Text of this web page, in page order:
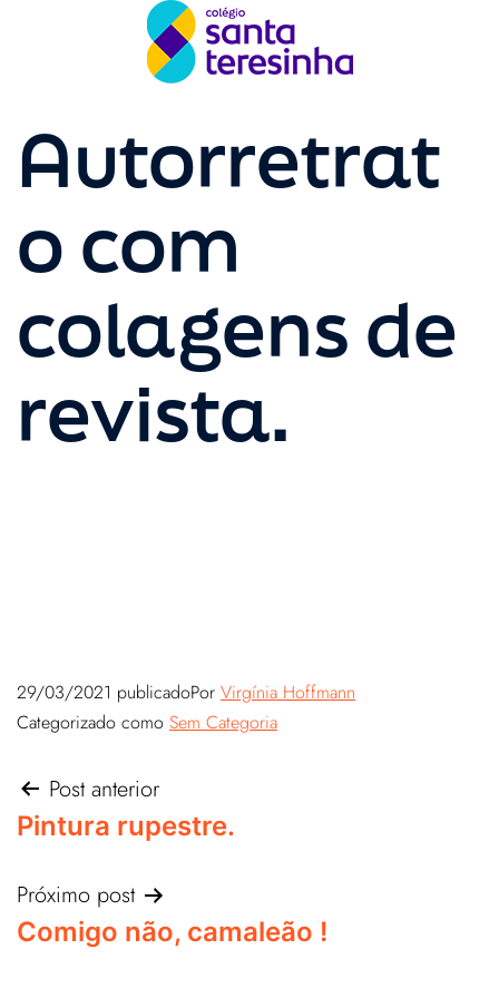
Autorretrat
o com
colagens de
revista.
29/03/2021 publicadoPor Virgínia Hoffmann
Categorizado como Sem Categoria
Post anterior
Pintura rupestre.
Próximo post
Comigo não, camaleão !